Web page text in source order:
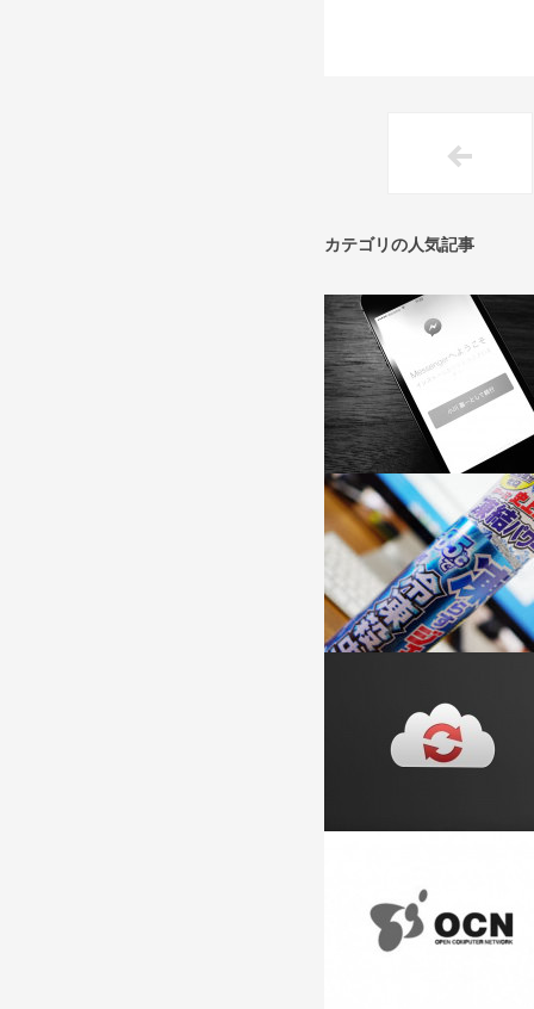
カテゴリの人気記事